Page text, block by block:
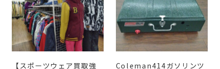
【スポーツウェア買取強
Coleman414ガソリンツ